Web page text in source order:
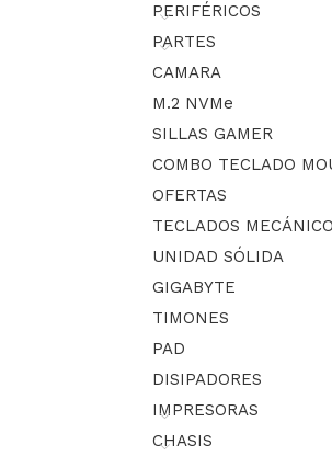
PERIFÉRICOS
PARTES
CAMARA
M.2 NVMe
SILLAS GAMER
COMBO TECLADO
OFERTAS
TECLADOS
UNIDAD SÓLIDA
GIGABYTE
TIMONES
PAD
DISIPADORES
IMPRESORAS
CHASIS